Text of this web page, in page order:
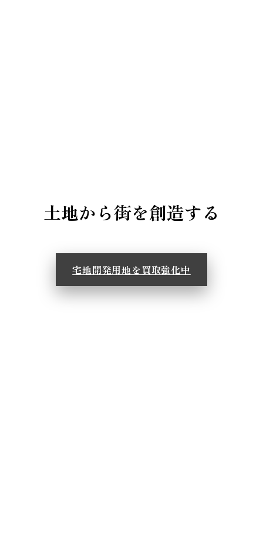
土地から街を創造する
宅地開発用地を買取強化中